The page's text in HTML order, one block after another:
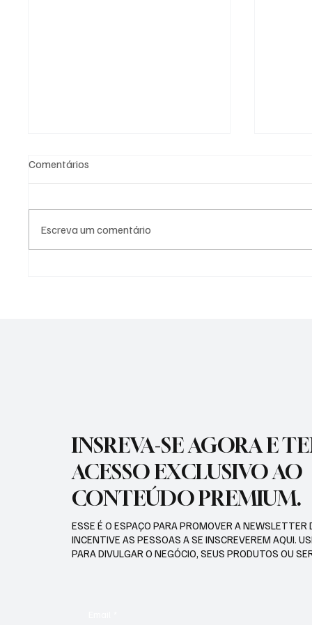
Comentários
Escreva um comentário
INSREVA-SE AGORA E
ACESSO EXCLUSIVO AO
CONTEÚDO PREMIUM.
ESSE É O ESPAÇO PARA PROMOVER A NEWSLETTER
INCENTIVE AS PESSOAS A SE INSCREVEREM AQUI.
PARA DIVULGAR O NEGÓCIO, SEUS PRODUTOS OU